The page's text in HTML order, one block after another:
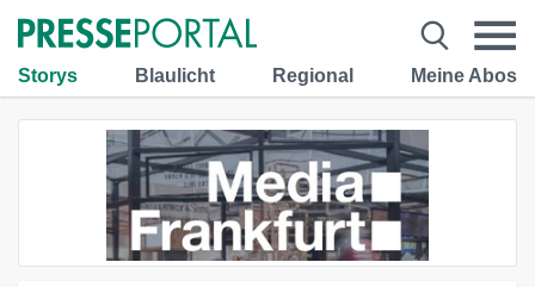
Storys Blaulicht Regional Meine Abos